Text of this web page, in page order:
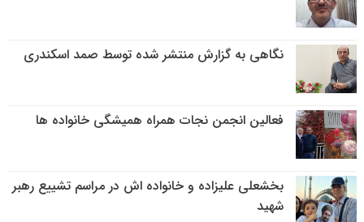
نگاهی به گزارش منتشر شده توسط صمد اسکندری
فعالین انجمن نجات همراه همیشگی خانواده ها
بخشعلی علیزاده و خانواده اش در مراسم تشییع رهبر
شهید